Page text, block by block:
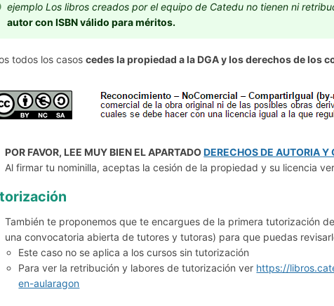
ejemplo Los libros creados por el equipo de Catedu no tienen ni
autor con ISBN válido para méritos.
todos los casoscedes la propiedad a la DGA y los derechos de los
POR FAVOR, LEE MUY BIEN EL APARTADODERECHOS DE AUTORIA Y
Al firmar tu nominilla, aceptas la cesión de la propiedad y su licencia
También te proponemos que te encargues de la primera tutorización
una convocatoria abierta de tutores y tutoras) para que puedas
Este caso no se aplica a los cursos sin tutorización
Para ver la retribución y labores de tutorización ver https://
en-aularagon